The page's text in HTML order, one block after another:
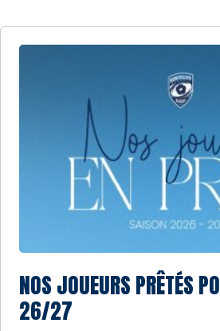
NOS JOUEURS PRÊTÉS
26/27